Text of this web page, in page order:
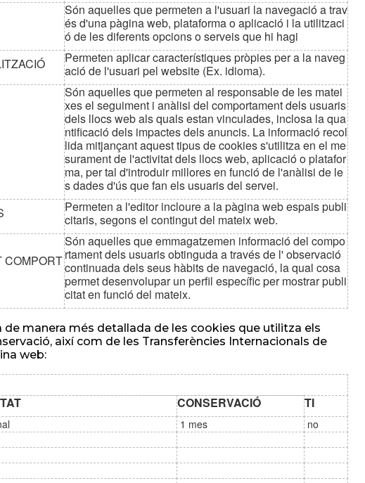
Són aquelles que permeten a l'usuari la navegació a trav
és d'una pàgina web, plataforma o aplicació i la utilitzaci
ó de les diferents opcions o serveis que hi hagi
Permeten aplicar característiques pròpies per a la naveg
ació de l'usuari pel website (Ex. idioma).
Són aquelles que permeten al responsable de les matei
xes el seguiment i anàlisi del comportament dels usuaris
dels llocs web als quals estan vinculades, inclosa la qua
ntificació dels impactes dels anuncis. La informació recol
lida mitjançant aquest tipus de cookies s'utilitza en el me
surament de l'activitat dels llocs web, aplicació o platafor
ma, per tal d'introduir millores en funció de l'anàlisi de le
s dades d'ús que fan els usuaris del servei.
Permeten a l'editor incloure a la pàgina web espais publi
citaris, segons el contingut del mateix web.
COMPORT
Són aquelles que emmagatzemen informació del compo
rtament dels usuaris obtinguda a través de l' observació
continuada dels seus hàbits de navegació, la qual cosa
permet desenvolupar un perfil específic per mostrar publi
citat en funció del mateix.
manera més detallada de les cookies que utilitza els
així com de les Transferències Internacionals de
web:
CONSERVACIÓ TI
1 mes no